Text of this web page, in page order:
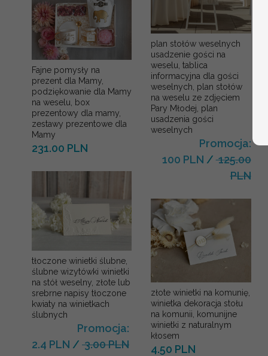
Fajne pomysły na
prezent dla Mamy,
podziękowanie dla Mamy
na weselu, box
prezentowy dla mamy,
zestawy prezentowe dla
Mamy
231.00 PLN
tłoczone winietki ślubne,
ślubne wizytówki winietki
na stół weselny, złote lub
srebrne napisy tłoczone
kwiaty na winietkach
ślubnych
Promocja:
2.4 PLN / 3.00 PLN
plan stołów weselnych
usadzenie gości na
weselu, tablica
informacyjna dla gości
weselnych, plan stołów
na weselu ze zdjęciem
Pary Młodej, plan
usadzenia gości
weselnych
Promocja:
100 PLN /125.00
PLN
złote winietki na komunię,
winietka dekoracja stołu
na komunii, komunijne
winietki z naturalnym
kłosem
4.50 PLN